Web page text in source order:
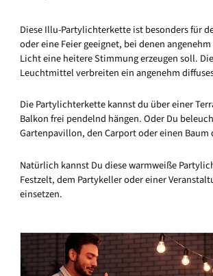
Diese Illu-Partylichterkette ist besonders für
oder eine Feier geeignet, bei denen
Licht eine heitere Stimmung erzeugen soll.
Leuchtmittel verbreiten ein angenehm
Die Partylichterkette kannst du über einer
Balkon frei pendelnd hängen. Oder Du
Gartenpavillon, den Carport oder einen Baum
Natürlich kannst Du diese warmweiße
Festzelt, dem Partykeller oder einer
einsetzen.